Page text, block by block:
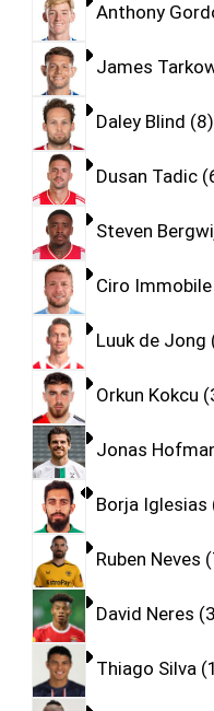
Anthony
James
Daley Blind 8
Dusan Tadic
Steven
Ciro Immobile
Luuk de Jong
Orkun Kokcu
Jonas
Borja Iglesias
Ruben Neves
David Neres 3
Thiago Silva